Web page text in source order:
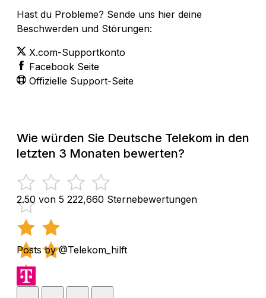
Hast du Probleme? Sende uns hier deine
Beschwerden und Störungen:
X.com-Supportkonto
Facebook Seite
Offizielle Support-Seite
Wie würden Sie Deutsche Telekom in den
letzten 3 Monaten bewerten?
2.50 von 5 222,660 Sternebewertungen
Posts by @Telekom_hilft